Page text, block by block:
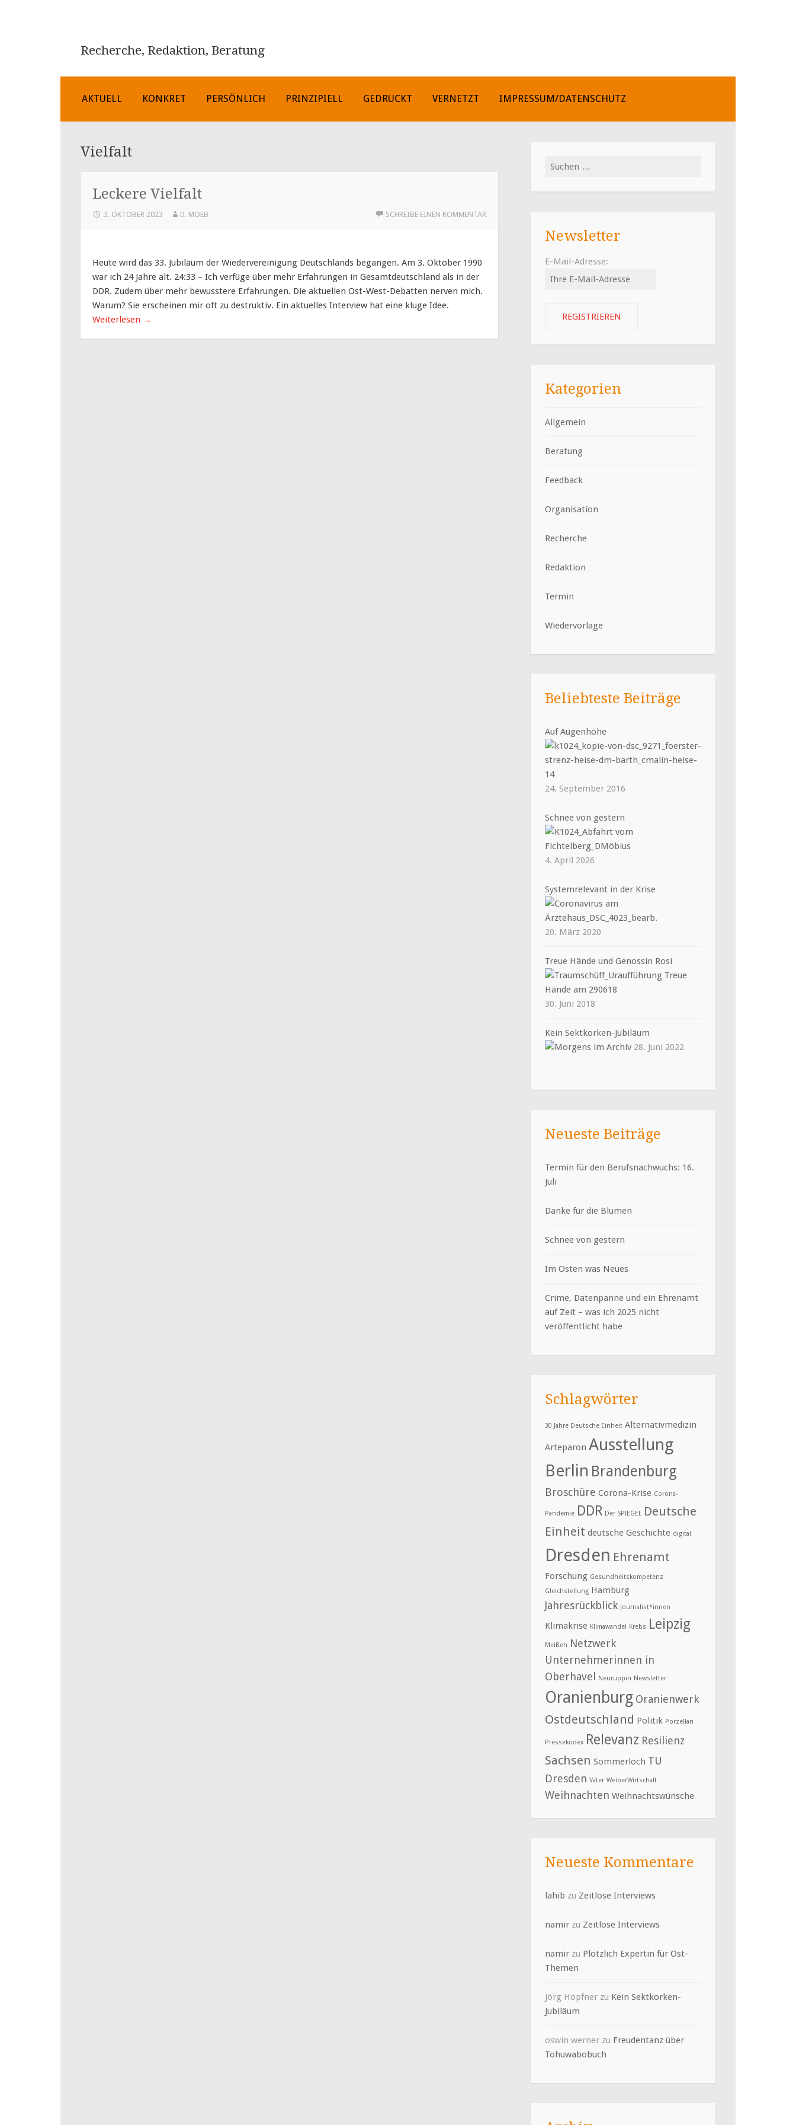
Recherche, Redaktion, Beratung
ZUM
SPRINGEN
AKTUELL KONKRET PERSÖNLICH PRINZIPIELL GEDRUCKT VERNETZT IMPRESSUM/DATENSCHUTZ
Vielfalt
Leckere Vielfalt
3. OKTOBER 2023 D. MOEB SCHREIBE EINEN KOMMENTAR
Heute wird das 33. Jubiläum der Wiedervereinigung Deutschlands begangen. Am 3. Oktober 1990
war ich 24 Jahre alt. 24:33 – Ich verfüge über mehr Erfahrungen in Gesamtdeutschland als in der
DDR. Zudem über mehr bewusstere Erfahrungen. Die aktuellen Ost-West-Debatten nerven mich.
Warum? Sie erscheinen mir oft zu destruktiv. Ein aktuelles Interview hat eine kluge Idee.
Weiterlesen →
Suchen
Newsletter
E-Mail-Adresse:
Kategorien
Allgemein
Beratung
Feedback
Organisation
Recherche
Redaktion
Termin
Wiedervorlage
Beliebteste Beiträge
Auf Augenhöhe
24. September 2016
Schnee von gestern
4. April 2026
Systemrelevant in der Krise
20. März 2020
Treue Hände und Genossin Rosi
30. Juni 2018
Kein Sektkorken-Jubiläum
28. Juni 2022
Neueste Beiträge
Termin für den Berufsnachwuchs: 16.
Juli
Danke für die Blumen
Schnee von gestern
Im Osten was Neues
Crime, Datenpanne und ein Ehrenamt
auf Zeit – was ich 2025 nicht
veröffentlicht habe
Schlagwörter
30 Jahre Deutsche Einheit Alternativmedizin
Arteparon Ausstellung
Berlin Brandenburg
Broschüre Corona-Krise Corona-
Pandemie DDR Der SPIEGEL Deutsche
Einheit deutsche Geschichte digital
Dresden Ehrenamt
Forschung Gesundheitskompetenz
Gleichstellung Hamburg
Jahresrückblick Journalist*innen
Klimakrise Klimawandel Krebs Leipzig
Meißen Netzwerk
Unternehmerinnen in
Oberhavel
Neuruppin Newsletter
Oranienburg Oranienwerk
Ostdeutschland Politik Porzellan
Pressekodex Relevanz Resilienz
Sachsen Sommerloch TU
Dresden Väter WeiberWirtschaft
Weihnachten Weihnachtswünsche
Neueste Kommentare
lahib zu Zeitlose Interviews
namir zu Zeitlose Interviews
namir zu Plötzlich Expertin für Ost-
Themen
Jörg Höpfner zu Kein Sektkorken-
Jubiläum
oswin werner zu Freudentanz über
Tohuwabobuch